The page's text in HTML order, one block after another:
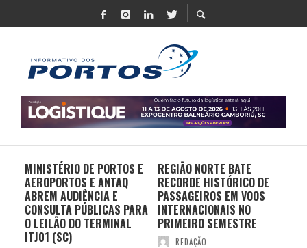
MINISTÉRIO DE PORTOS E
AEROPORTOS E ANTAQ
ABREM AUDIÊNCIA E
CONSULTA PÚBLICAS PARA
O LEILÃO DO TERMINAL
ITJ01 (SC)
REGIÃO NORTE BATE
RECORDE HISTÓRICO DE
PASSAGEIROS EM VOOS
INTERNACIONAIS NO
PRIMEIRO SEMESTRE
REDAÇÃO